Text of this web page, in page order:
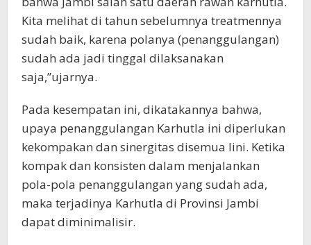
Kita melihat di tahun sebelumnya treatmennya
sudah baik, karena polanya (penanggulangan)
sudah ada jadi tinggal dilaksanakan
saja,”ujarnya.
Pada kesempatan ini, dikatakannya bahwa,
upaya penanggulangan Karhutla ini diperlukan
kekompakan dan sinergitas disemua lini. Ketika
kompak dan konsisten dalam menjalankan
pola-pola penanggulangan yang sudah ada,
maka terjadinya Karhutla di Provinsi Jambi
dapat diminimalisir.